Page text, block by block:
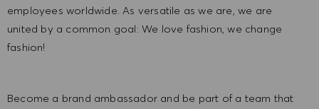
employees worldwide. As versatile as we are, we are
united by a common goal: We love fashion, we change
fashion!
Become a brand ambassador and be part of a team that